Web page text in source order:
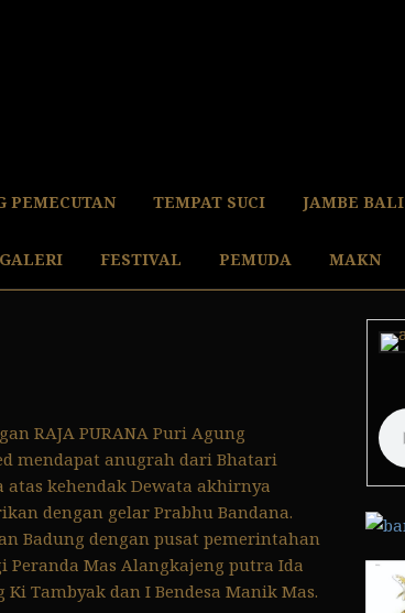
PEMECUTAN TEMPAT SUCI JAMBE BALI
GALERI FESTIVAL PEMUDA MAKN
RAJA PURANA Puri Agung
mendapat anugrah dari Bhatari
atas kehendak Dewata akhirnya
dengan gelar Prabhu Bandana.
Badung dengan pusat pemerintahan
Peranda Mas Alangkajeng putra Ida
Tambyak dan I Bendesa Manik Mas.